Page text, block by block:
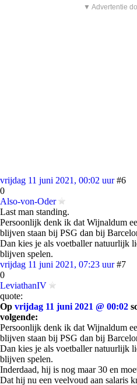
▼ Advertentie
vrijdag 11 juni 2021, 00:02 uur #6
0
Also-von-Oder
Last man standing.
Persoonlijk denk ik dat Wijnaldum
blijven staan bij PSG dan bij
Dan kies je als voetballer natuurlijk
blijven spelen.
vrijdag 11 juni 2021, 07:23 uur #7
0
LeviathanIV
quote:
Op vrijdag 11 juni 2021 @ 00:02
volgende:
Persoonlijk denk ik dat Wijnaldum
blijven staan bij PSG dan bij
Dan kies je als voetballer natuurlijk
blijven spelen.
Inderdaad, hij is nog maar 30 en
Dat hij nu een veelvoud aan salaris